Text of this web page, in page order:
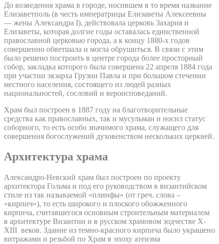
До возведения храма в городе, носившем в то время название
Елизаветполь (в честь императрицы Елизаветы Алексеевны
— жены Александра I), действовала церковь Захария и
Елизаветы, которая долгие годы оставалась единственной
православной церковью города, а к концу 1880-х годов
совершенно обветшала и могла обрушиться. В связи с этим
было решено построить в центре города более просторный
собор, закладка которого была совершена 22 апреля 1884 года
при участии экзарха Грузии Павла и при большом стечении
местного населения, состоящего из людей разных
национальностей, сословий и вероисповеданий.
Храм был построен в 1887 году на благотворительные
средства как православных, так и мусульман и носил статус
соборного, то есть особо значимого храма, служащего для
совершения богослужений духовенством нескольких церквей.
Архитектура храма
Александро-Невский храм был построен по проекту
архитектора Гольма и под его руководством в византийском
стиле из так называемой «плинфы» (от греч. слова –
«кирпич»), то есть широкого и плоского обожженного
кирпича, считавшегося основным строительным материалом
в архитектуре Византии и в русском храмовом зодчестве X-
XIII веков. Здание из темно-красного кирпича было украшено
витражами и резьбой по Храм в эпоху атеизма